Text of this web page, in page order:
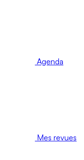
Agenda
Mes revues